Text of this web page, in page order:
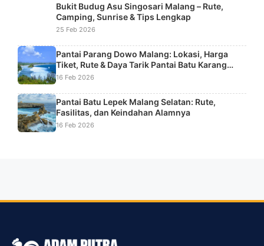
Bukit Budug Asu Singosari Malang – Rute,
Camping, Sunrise & Tips Lengkap
25 Feb 2026
Pantai Parang Dowo Malang: Lokasi, Harga
Tiket, Rute & Daya Tarik Pantai Batu Karang
Unik
16 Feb 2026
Pantai Batu Lepek Malang Selatan: Rute,
Fasilitas, dan Keindahan Alamnya
16 Feb 2026